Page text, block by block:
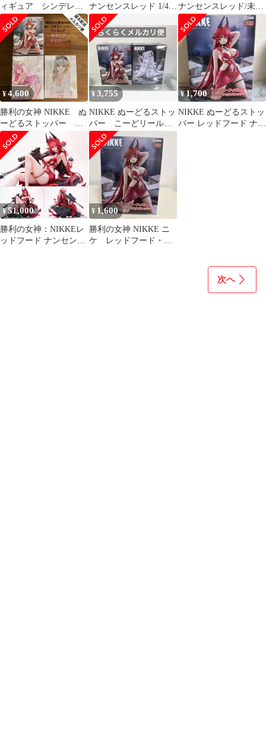
ィギュア シンデレ
ラ レッドフード セ
ット売り
ナンセンスレッド 1/4
フィギュア 豪華版7/4ま
で
ナンセンスレッド/未開
封
¥4,600
勝利の女神 NIKKE ぬ
ーどるストッパー モ
ダニア ドロシー レッド
フード
¥3,755
NIKKE ぬーどるストッ
パー こーどリール
シンデレラ レッドフ
ード 美少女
¥1,700
NIKKE ぬーどるストッ
パー レッドフード ナン
¥51,000
勝利の女神：NIKKEレ
ッドフード ナンセンス
¥ 1,600
勝利の女神 NIKKE ニ
ケ レッドフード・ナ
次へ